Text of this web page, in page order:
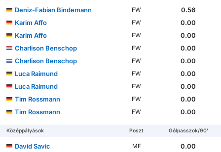
Deniz-Fabian Bindemann
FW
0.56
Karim Affo
FW
0.00
Karim Affo
FW
0.00
Charlison Benschop
FW
0.00
Charlison Benschop
FW
0.00
Luca Raimund
FW
0.00
Luca Raimund
FW
0.00
Tim Rossmann
FW
0.00
Tim Rossmann
FW 0.00
Középpályások Poszt Gólpasszok/90'
David Savic MF
0.00